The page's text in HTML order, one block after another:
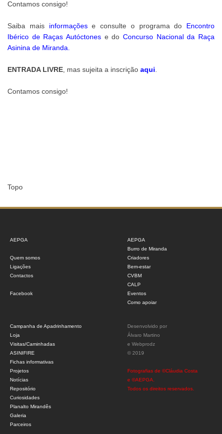
Contamos consigo!
Saiba mais informaçõese consulte o programa do Encontro
Ibérico de Raças Autóctones e do Concurso Nacional da Raça
Asinina de Miranda
ENTRADA LIVRE , mas sujeita a inscrição aqui
Contamos consigo!
Topo
AEPGA
Quem somos
Ligações
Contactos
Facebook
AEPGA
Burro de Miranda
Criadores
Bem-estar
CVBM
CALP
Eventos
Como apoiar
Campanha de Apadrinhamento
Loja
Visitas/Caminhadas
ASINIFIRE
Fichas informativas
Projetos
Notícias
Repositório
Curiosidades
Planalto Mirandês
Galeria
Parceiros
Desenvolvido por
Álvaro Martino
e Webprodz
© 2019
Fotografias de ©Cláudia Costa
e ©AEPGA.
Todos os direitos reservados.